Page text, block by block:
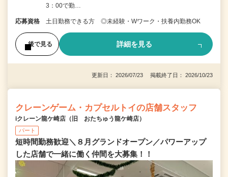
3：00で勤…
応募資格 土日勤務できる方 ◎未経験・Wワーク・扶養内勤務OK
後で見る 詳細を見る
更新日： 2026/07/23 掲載終了日： 2026/10/23
クレーンゲーム・カプセルトイの店舗スタッフ
iクレーン龍ケ崎店（旧 おたちゅう龍ケ崎店）
パート
短時間勤務歓迎＼８月グランドオープン／パワーアップ
した店舗で一緒に働く仲間を大募集！！